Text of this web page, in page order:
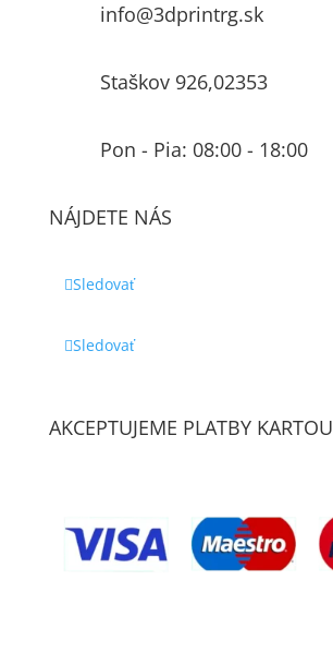
info@3dprintrg.sk
Staškov 926,02353
Pon - Pia: 08:00 - 18:00
NÁJDETE NÁS
Sledovať
Sledovať
AKCEPTUJEME PLATBY KARTOU